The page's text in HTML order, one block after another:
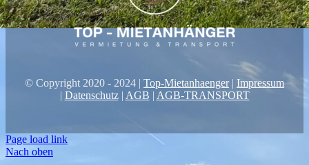
© Copyright 2020 - 2024 | Top-Mietanhaenger| Impressum
| Datenschutz| AGB | AGB-TRANSPORT
Page load link
Nach oben